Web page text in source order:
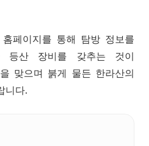
페이지를 통해 탐방 정보를
등산 장비를 갖추는 것이
맞으며 붉게 물든 한라산의
니다.